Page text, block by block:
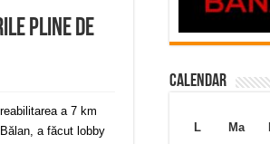
pline de
a 7 km
a făcut lobby
Calendar
L
Ma